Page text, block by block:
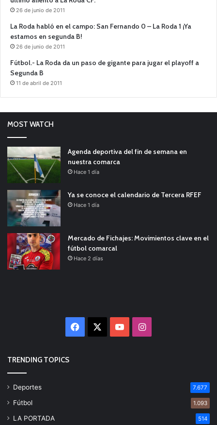
26 de junio de 2011
La Roda habló en el campo: San Fernando 0 – La Roda 1 ¡Ya
estamos en segunda B!
26 de junio de 2011
Fútbol.- La Roda da un paso de gigante para jugar el playoff a
Segunda B
11 de abril de 2011
MOST WATCH
Agenda deportiva del fin de semana en
nuestra comarca
Hace 1 día
Ya se conoce el calendario de Tercera RFEF
Hace 1 día
Mercado de Fichajes: Movimientos clave en el
fútbol comarcal
Hace 2 días
Facebook YouTubeInstagram
TRENDING TOPICS
Deportes 7.677
Fútbol 1.093
LA PORTADA 514